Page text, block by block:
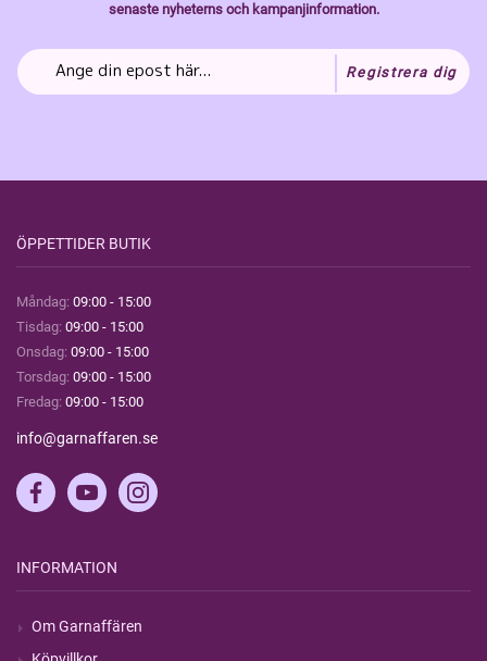
senaste nyheterns och kampanjinformation.
Registrera dig
ÖPPETTIDER BUTIK
Måndag: 09:00 - 15:00
Tisdag: 09:00 - 15:00
Onsdag: 09:00 - 15:00
Torsdag: 09:00 - 15:00
Fredag: 09:00 - 15:00
info@garnaffaren.se
INFORMATION
Om Garnaffären